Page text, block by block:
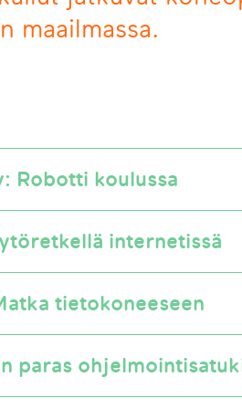
maailmassa.
Robotti koulussa
internetissä
tietokoneeseen
paras